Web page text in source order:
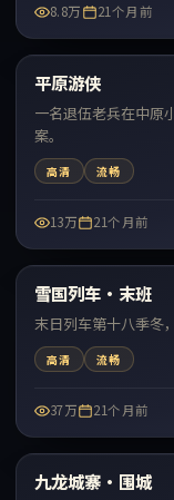
8.8万 21个月前
最新
平原游侠
一名退伍老兵在中原
案。
高清 流畅
13万 21个月前
最新
雪国列车·末班
末日列车第十八季冬
高清 流畅
37万 21个月前
最新
九龙城寨·围城